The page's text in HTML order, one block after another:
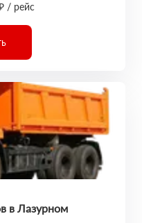
/ рейс
в Лазурном